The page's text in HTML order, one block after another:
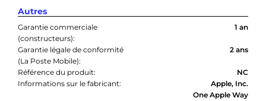
Autres
Garantie commerciale
(constructeurs):
1 an
Garantie légale de conformité
(La Poste Mobile):
2 ans
Référence du produit:
NC
Informations sur le fabricant:
Apple, Inc.
One Apple Way